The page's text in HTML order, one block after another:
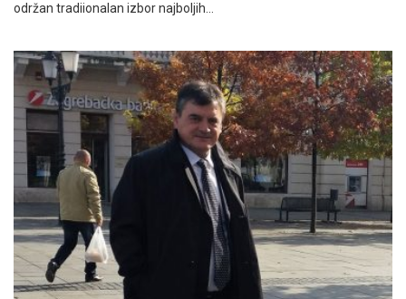
održan tradiionalan izbor najboljih…